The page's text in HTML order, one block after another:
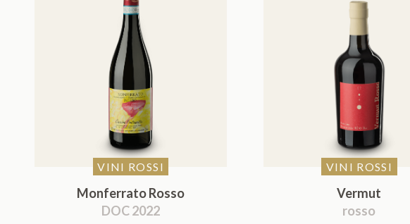
VINI ROSSI
Monferrato Rosso
DOC 2022
VINI ROSSI
Vermut
rosso